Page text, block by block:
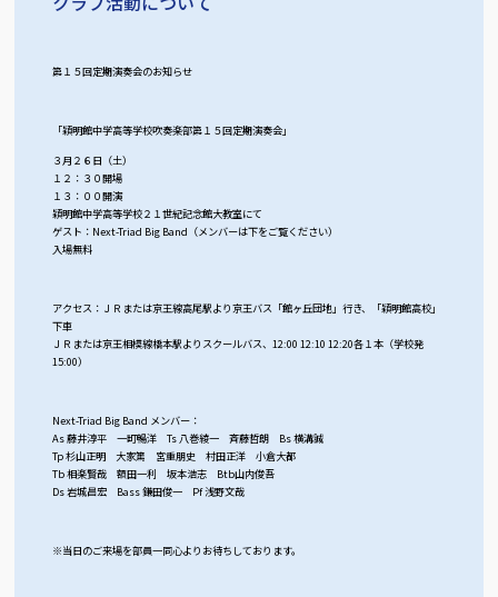
第１５回定期演奏会のお知らせ
「穎明館中学高等学校吹奏楽部第１５回定期演奏会」
３月２６日（土）
１２：３０開場
１３：００開演
穎明館中学高等学校２１世紀記念館大教室にて
ゲスト：Next-Triad Big Band（メンバーは下をご覧ください）
入場無料
アクセス：ＪＲまたは京王線高尾駅より京王バス「館ヶ丘団地」行き、「穎明館高校」
下車
ＪＲまたは京王相模線橋本駅よりスクールバス、12:00 12:10 12:20各１本（学校発
15:00）
Next-Triad Big Band メンバー：
As 藤井淳平 一町暢洋 Ts 八巻綾一 斉藤哲朗 Bs 横溝誠
Tp 杉山正明 大家篤 宮重朋史 村田正洋 小倉大都
Tb 相楽賢哉 額田一利 坂本浩志 Btb山内俊吾
Ds 岩城昌宏 Bass 鎌田俊一 Pf 浅野文哉
※当日のご来場を部員一同心よりお待ちしております。